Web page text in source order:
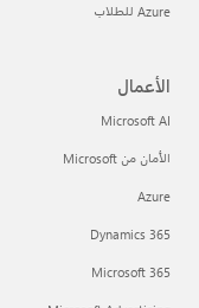
Azure للطلاب
الأعمال
Microsoft AI
الأمان من Microsoft
Azure
Dynamics 365
Microsoft 365